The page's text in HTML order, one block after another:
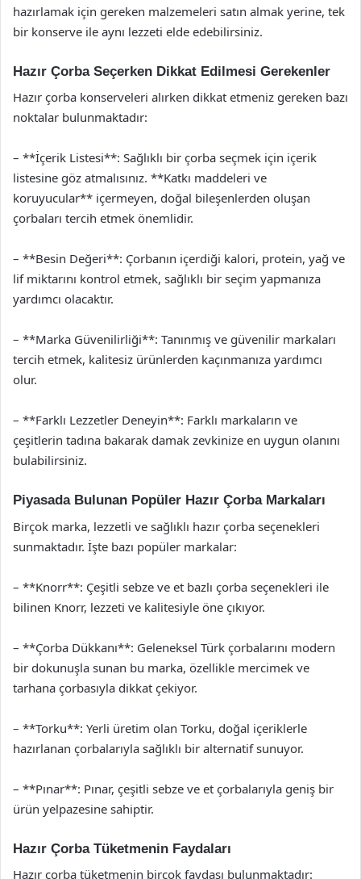
hazırlamak için gereken malzemeleri satın almak yerine, tek
bir konserve ile aynı lezzeti elde edebilirsiniz.
Hazır Çorba Seçerken Dikkat Edilmesi Gerekenler
Hazır çorba konserveleri alırken dikkat etmeniz gereken bazı
noktalar bulunmaktadır:
– **İçerik Listesi**: Sağlıklı bir çorba seçmek için içerik
listesine göz atmalısınız. **Katkı maddeleri ve
koruyucular** içermeyen, doğal bileşenlerden oluşan
çorbaları tercih etmek önemlidir.
– **Besin Değeri**: Çorbanın içerdiği kalori, protein, yağ ve
lif miktarını kontrol etmek, sağlıklı bir seçim yapmanıza
yardımcı olacaktır.
– **Marka Güvenilirliği**: Tanınmış ve güvenilir markaları
tercih etmek, kalitesiz ürünlerden kaçınmanıza yardımcı
olur.
– **Farklı Lezzetler Deneyin**: Farklı markaların ve
çeşitlerin tadına bakarak damak zevkinize en uygun olanını
bulabilirsiniz.
Piyasada Bulunan Popüler Hazır Çorba Markaları
Birçok marka, lezzetli ve sağlıklı hazır çorba seçenekleri
sunmaktadır. İşte bazı popüler markalar:
– **Knorr**: Çeşitli sebze ve et bazlı çorba seçenekleri ile
bilinen Knorr, lezzeti ve kalitesiyle öne çıkıyor.
– **Çorba Dükkanı**: Geleneksel Türk çorbalarını modern
bir dokunuşla sunan bu marka, özellikle mercimek ve
tarhana çorbasıyla dikkat çekiyor.
– **Torku**: Yerli üretim olan Torku, doğal içeriklerle
hazırlanan çorbalarıyla sağlıklı bir alternatif sunuyor.
– **Pınar**: Pınar, çeşitli sebze ve et çorbalarıyla geniş bir
ürün yelpazesine sahiptir.
Hazır Çorba Tüketmenin Faydaları
Hazır çorba tüketmenin birçok faydası bulunmaktadır: